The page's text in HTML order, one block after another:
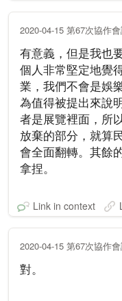
2020-04-15 第67次協作
有意義，但是我也
個人非常堅定地覺
業，我們不會是娛
為值得被提出來說
者是展覽裡面，所
放棄的部分，就算
會全面翻轉。其餘
拿捏。
Link in context
2020-04-15 第67次協作
對。